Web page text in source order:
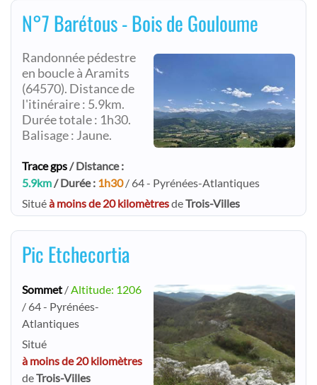
N°7 Barétous - Bois de Gouloume
Randonnée pédestre
en boucle à Aramits
(64570). Distance de
l'itinéraire : 5.9km.
Durée totale : 1h30.
Balisage : Jaune.
Trace gps/ Distance :
5.9km/ Durée : 1h30/ 64 - Pyrénées-Atlantiques
Situéà moins de 20 kilomètresdeTrois-Villes
Pic Etchecortia
Sommet /Altitude: 1206
/ 64 - Pyrénées-
Atlantiques
Situé
à moins de 20 kilomètres
deTrois-Villes